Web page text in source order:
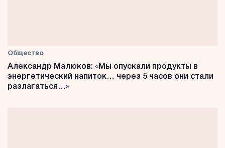
Общество
Александр Малюков: «Мы опускали продукты в
энергетический напиток… через 5 часов они стали
разлагаться…»